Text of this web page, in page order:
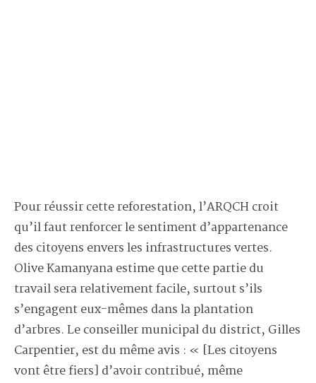
Pour réussir cette reforestation, l’ARQCH croit
qu’il faut renforcer le sentiment d’appartenance
des citoyens envers les infrastructures vertes.
Olive Kamanyana estime que cette partie du
travail sera relativement facile, surtout s’ils
s’engagent eux-mêmes dans la plantation
d’arbres. Le conseiller municipal du district, Gilles
Carpentier, est du même avis : « [Les citoyens
vont être fiers] d’avoir contribué, même